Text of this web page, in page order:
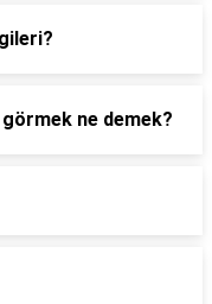
ne demek?